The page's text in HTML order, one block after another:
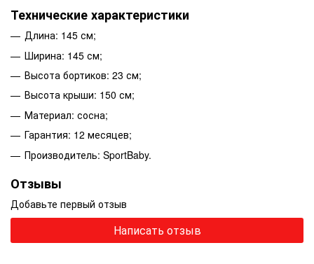
Технические характеристики
Длина: 145 см;
Ширина: 145 см;
Высота бортиков: 23 см;
Высота крыши: 150 см;
Материал: сосна;
Гарантия: 12 месяцев;
Производитель: SportBaby.
Отзывы
Добавьте первый отзыв
Написать отзыв